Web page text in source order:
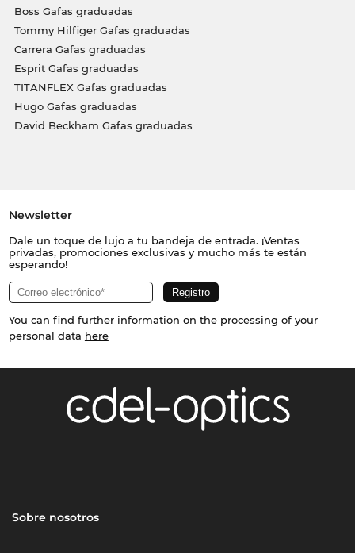
Boss Gafas graduadas
Tommy Hilfiger Gafas graduadas
Carrera Gafas graduadas
Esprit Gafas graduadas
TITANFLEX Gafas graduadas
Hugo Gafas graduadas
David Beckham Gafas graduadas
Newsletter
Dale un toque de lujo a tu bandeja de entrada. ¡Ventas
privadas, promociones exclusivas y mucho más te están
esperando!
You can find further information on the processing of your
personal data here
Sobre nosotros